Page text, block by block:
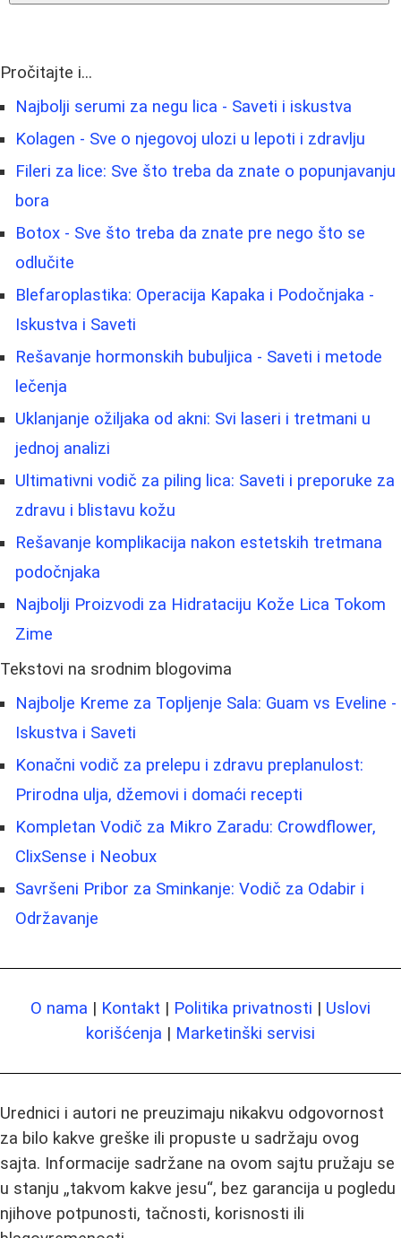
Pročitajte i...
Najbolji serumi za negu lica - Saveti i iskustva
Kolagen - Sve o njegovoj ulozi u lepoti i zdravlju
Fileri za lice: Sve što treba da znate o popunjavanju
bora
Botox - Sve što treba da znate pre nego što se
odlučite
Blefaroplastika: Operacija Kapaka i Podočnjaka -
Iskustva i Saveti
Rešavanje hormonskih bubuljica - Saveti i metode
lečenja
Uklanjanje ožiljaka od akni: Svi laseri i tretmani u
jednoj analizi
Ultimativni vodič za piling lica: Saveti i preporuke za
zdravu i blistavu kožu
Rešavanje komplikacija nakon estetskih tretmana
podočnjaka
Najbolji Proizvodi za Hidrataciju Kože Lica Tokom
Zime
Tekstovi na srodnim blogovima
Najbolje Kreme za Topljenje Sala: Guam vs Eveline -
Iskustva i Saveti
Konačni vodič za prelepu i zdravu preplanulost:
Prirodna ulja, džemovi i domaći recepti
Kompletan Vodič za Mikro Zaradu: Crowdflower,
ClixSense i Neobux
Savršeni Pribor za Sminkanje: Vodič za Odabir i
Održavanje
O nama | Kontakt | Politika privatnosti | Uslovi
korišćenja | Marketinški servisi
Urednici i autori ne preuzimaju nikakvu odgovornost
za bilo kakve greške ili propuste u sadržaju ovog
sajta. Informacije sadržane na ovom sajtu pružaju se
u stanju „takvom kakve jesu“, bez garancija u pogledu
njihove potpunosti, tačnosti, korisnosti ili